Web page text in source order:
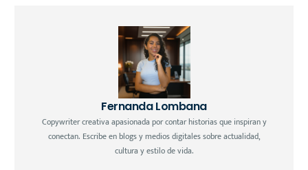
Fernanda Lombana
Copywriter creativa apasionada por contar historias que inspiran y
conectan. Escribe en blogs y medios digitales sobre actualidad,
cultura y estilo de vida.